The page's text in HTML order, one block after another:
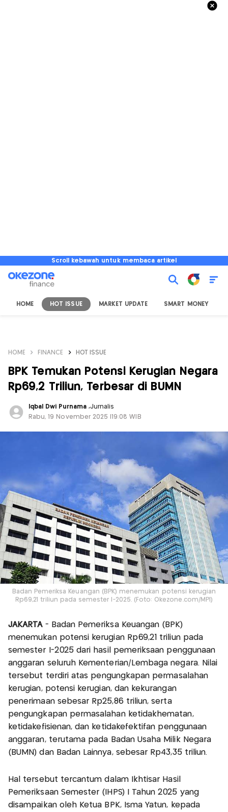
Scroll kebawah untuk membaca artikel
HOME HOT ISSUE MARKET UPDATE SMART MONEY
HOME FINANCE HOT ISSUE
BPK Temukan Potensi Kerugian Negara
Rp69,2 Triliun, Terbesar di BUMN
Iqbal Dwi Purnama ,Jurnalis
Rabu, 19 November 2025 |19:08 WIB
Badan Pemeriksa Keuangan (BPK) menemukan potensi kerugian
Rp69,21 triliun pada semester I-2025. (Foto: Okezone.com/MPI)
JAKARTA - Badan Pemeriksa Keuangan (BPK)
menemukan potensi kerugian Rp69,21 triliun pada
semester I-2025 dari hasil pemeriksaan penggunaan
anggaran seluruh Kementerian/Lembaga negara. Nilai
tersebut terdiri atas pengungkapan permasalahan
kerugian, potensi kerugian, dan kekurangan
penerimaan sebesar Rp25,86 triliun, serta
pengungkapan permasalahan ketidakhematan,
ketidakefisienan, dan ketidakefektifan penggunaan
anggaran, terutama pada Badan Usaha Milik Negara
(BUMN) dan Badan Lainnya, sebesar Rp43,35 triliun.
Hal tersebut tercantum dalam Ikhtisar Hasil
Pemeriksaan Semester (IHPS) I Tahun 2025 yang
disampaikan oleh Ketua BPK, Isma Yatun, kepada